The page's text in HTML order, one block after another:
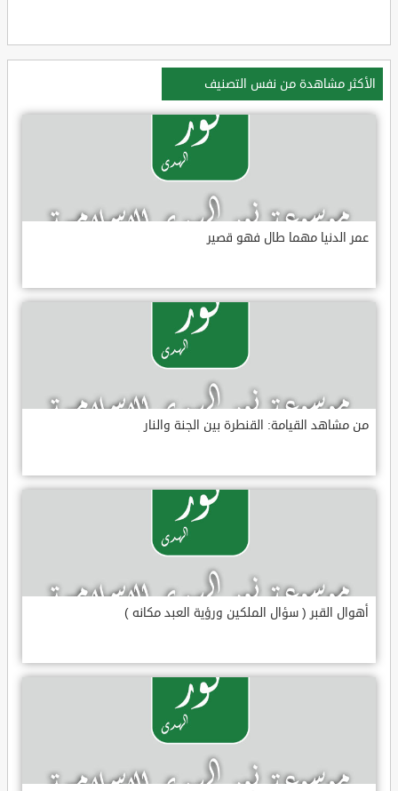
الأكثر مشاهدة من نفس التصنيف
عمر الدنيا مهما طال فهو قصير
من مشاهد القيامة: القنطرة بين الجنة والنار
أهوال القبر ( سؤال الملكين ورؤية العبد مكانه )